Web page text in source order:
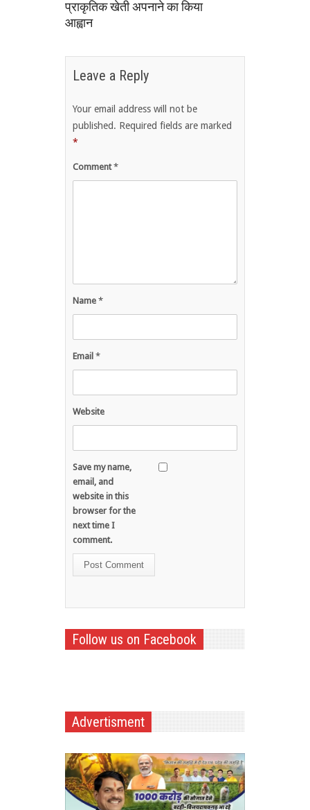
प्राकृतिक खेती अपनाने का किया
आह्वान
Leave a Reply
Your email address will not be
published. Required fields are marked
*
Comment*
Name *
Email *
Website
Save my name,
email, and
website in this
browser for the
next time I
comment.
Follow us on Facebook
Advertisment